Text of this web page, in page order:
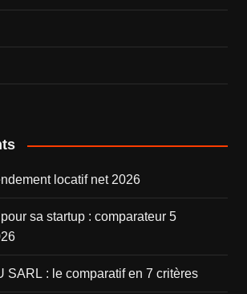
locatif net 2026
sa startup : comparateur 5
SARL : le comparatif en 7 critères